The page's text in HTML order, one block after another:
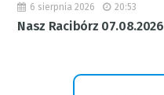
6 sierpnia 2026 20:53
Nasz Racibórz 07.08.2026